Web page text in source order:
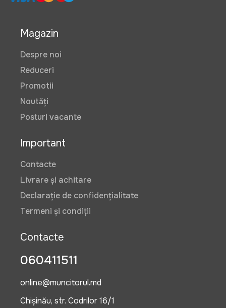
Magazin
Despre noi
Reduceri
Promotii
Noutăți
Posturi vacante
Important
Contacte
Livrare și achitare
Declarație de confidențialitate
Termeni și condiții
Contacte
060411511
online@muncitorul.md
Chișinău, str. Codrilor 16/1